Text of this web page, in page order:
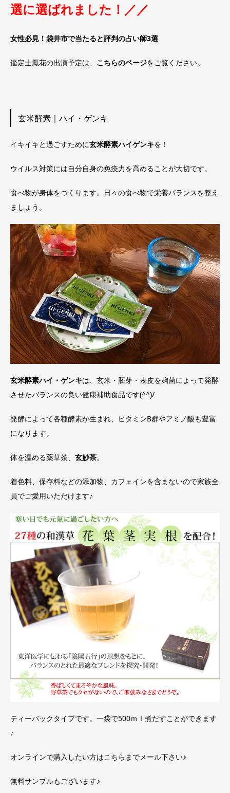
選に選ばれました！／／
女性必見！袋井市で当たると評判の占い師3選
鑑定士鳳花の出演予定は、 こちらのページをご覧ください。
玄米酵素｜ハイ・ゲンキ
イキイキと過ごすために玄米酵素ハイゲンキを！
ウイルス対策には自分自身の免疫力を高めることが大切です。
食べ物が身体をつくります。日々の食べ物で栄養バランスを整え
ましょう。
玄米酵素ハイ・ゲンキは、玄米・胚芽・表皮を麹菌によって発酵
させたバランスの良い健康補助食品です(^^)/
発酵によって各種酵素が生まれ、ビタミンB群やアミノ酸も豊富
になります。
体を温める薬草茶、 玄妙茶。
着色料、保存料などの添加物、カフェインを含まないので家族全
員でご愛用いただけます♪
ティーバックタイプです。一袋で500ｍｌ煮だすことができます
♪
オンラインで購入したい方はこちらまでメール下さい♪
無料サンプルもございます♪